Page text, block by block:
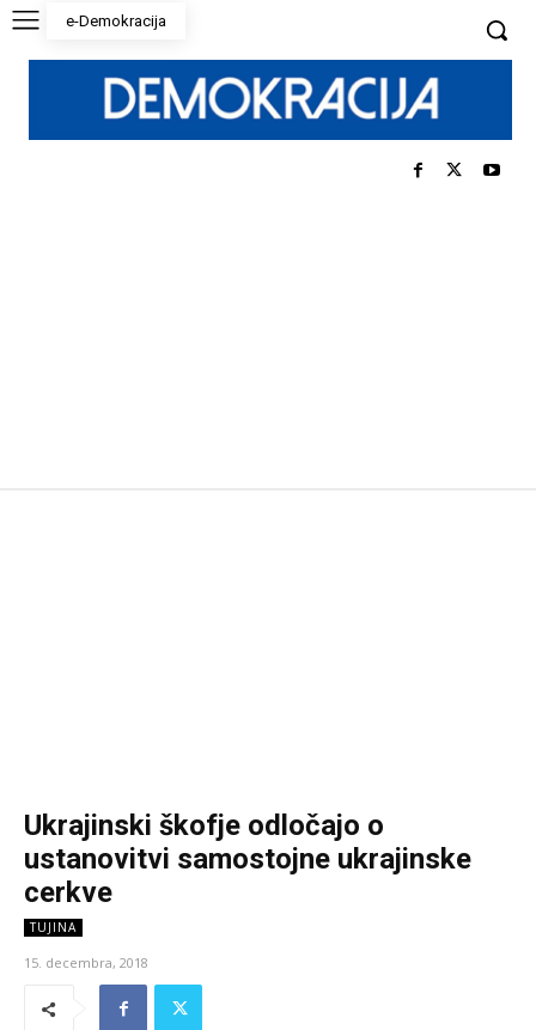
e-Demokracija
Ukrajinski škofje odločajo o
ustanovitvi samostojne ukrajinske
cerkve
TUJINA
15. decembra, 2018